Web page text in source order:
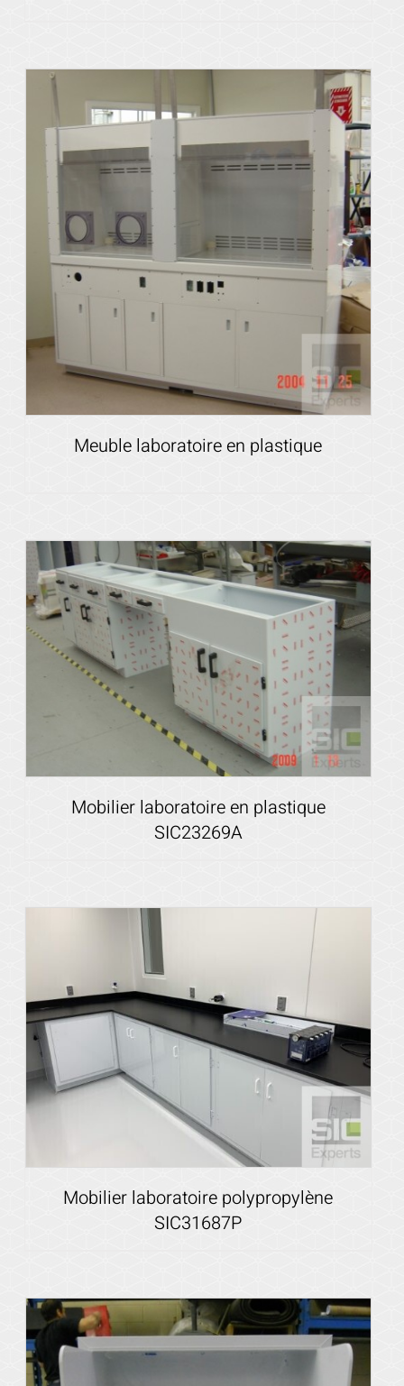
Voir les détails
Voir les détails
Meuble laboratoire en plastique
Voir les détails
Mobilier laboratoire en plastique
SIC23269A
Voir les détails
Mobilier laboratoire polypropylène
SIC31687P